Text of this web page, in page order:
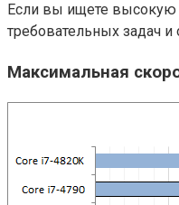
Если вы ищете высокую
требовательных задач
Максимальная